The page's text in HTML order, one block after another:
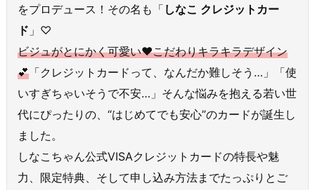
をプロデュース！その名も「 しなこ クレジットカー
ド 」♡
ビジュがとにかく可愛い♥こだわりキラキラデザイン
💕 「クレジットカードって、なんだか難しそう…」「使
いすぎちゃいそうで不安…」そんな悩みを抱える若い世
代にぴったりの、“はじめてでも安心”のカードが誕生し
ました。
しなこちゃん公式VISAクレジットカードの特長や魅
力、限定特典、そして申し込み方法までたっぷりとご